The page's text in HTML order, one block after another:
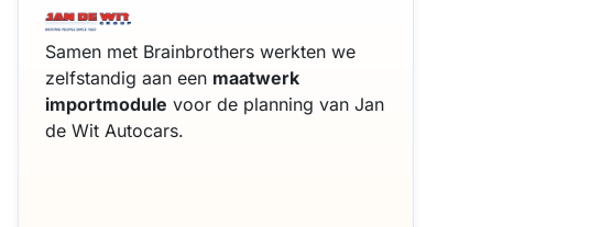
Samen met Brainbrothers werkten we
zelfstandig aan een maatwerk
importmodule voor de planning van Jan
de Wit Autocars.